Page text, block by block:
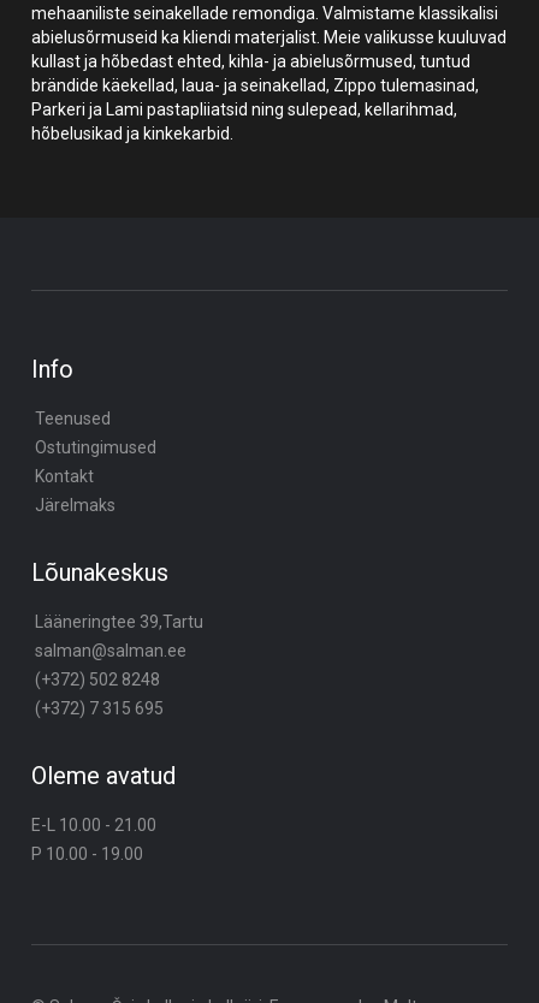
mehaaniliste seinakellade remondiga. Valmistame klassikalisi
abielusõrmuseid ka kliendi materjalist. Meie valikusse kuuluvad
kullast ja hõbedast ehted, kihla- ja abielusõrmused, tuntud
brändide käekellad, laua- ja seinakellad, Zippo tulemasinad,
Parkeri ja Lami pastapliiatsid ning sulepead, kellarihmad,
hõbelusikad ja kinkekarbid.
Info
Teenused
Ostutingimused
Kontakt
Järelmaks
Lõunakeskus
Lääneringtee 39,Tartu
salman@salman.ee
(+372) 502 8248
(+372) 7 315 695
Oleme avatud
E-L 10.00 - 21.00
P 10.00 - 19.00